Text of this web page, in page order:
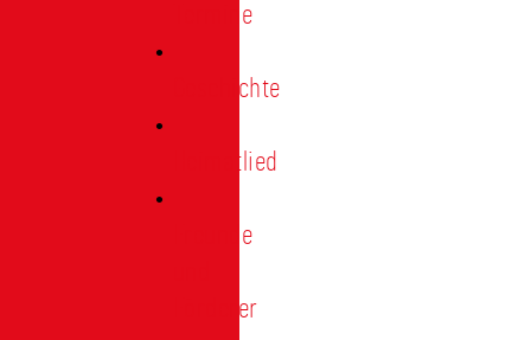
Termine
Geschichte
Heimatlied
Freunde
Förderer